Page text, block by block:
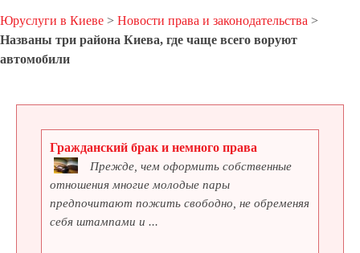
Юруслуги в Киеве > Новости права и законодательства >
Названы три района Киева, где чаще всего воруют
автомобили
Гражданский брак и немного права
Прежде, чем оформить собственные
отношения многие молодые пары
предпочитают пожить свободно, не обременяя
себя штампами и ...